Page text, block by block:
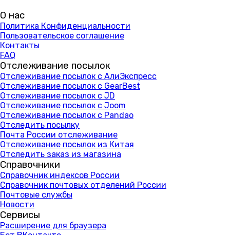
О нас
Политика Конфиденциальности
Пользовательское соглашение
Контакты
FAQ
Отслеживание посылок
Отслеживание посылок с АлиЭкспресс
Отслеживание посылок с GearBest
Отслеживание посылок с JD
Отслеживание посылок с Joom
Отслеживание посылок с Pandao
Отследить посылку
Почта России отслеживание
Отслеживание посылок из Китая
Отследить заказ из магазина
Справочники
Справочник индексов России
Справочник почтовых отделений России
Почтовые службы
Новости
Сервисы
Расширение для браузера